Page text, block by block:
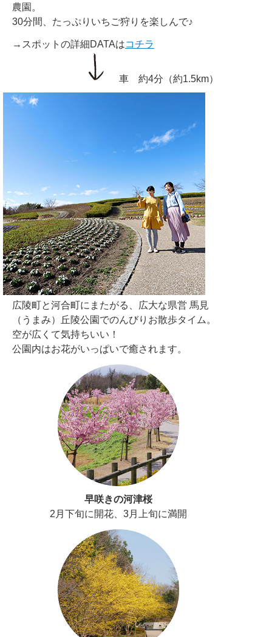
農園。
30分間、たっぷりいちご狩りを楽しんで♪
→スポットの詳細DATAはコチラ
車 約4分（約1.5km）
広陵町と河合町にまたがる、広大な県営 馬見
（うまみ）丘陵公園でのんびりお散歩タイム。
空が広くて気持ちいい！
公園内はお花がいっぱいで癒されます。
早咲きの河津桜
2月下旬に開花、3月上旬に満開